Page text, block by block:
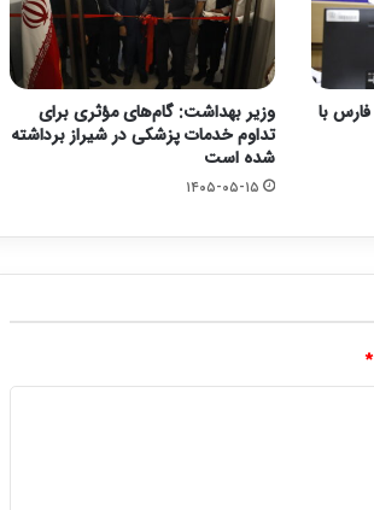
با
وزیر بهداشت: گام‌های مؤثری برای
تداوم خدمات پزشکی در شیراز برداشته
شده است
۱۴۰۵-۰۵-۱۵
*